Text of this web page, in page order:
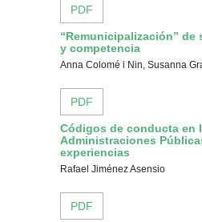
PDF
“Remunicipalización” de
y competencia
Anna Colomé i Nin, Susanna
PDF
Códigos de conducta en
Administraciones
experiencias
Rafael Jiménez Asensio
PDF